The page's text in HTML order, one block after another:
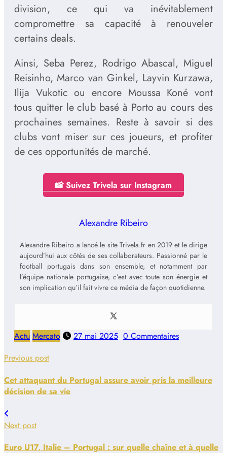
division, ce qui va inévitablement
compromettre sa capacité à renouveler
certains deals.
Ainsi, Seba Perez, Rodrigo Abascal, Miguel
Reisinho, Marco van Ginkel, Layvin Kurzawa,
Ilija Vukotic ou encore Moussa Koné vont
tous quitter le club basé à Porto au cours des
prochaines semaines. Reste à savoir si des
clubs vont miser sur ces joueurs, et profiter
de ces opportunités de marché.
📸 Suivez Trivela sur Instagram
Alexandre Ribeiro
Alexandre Ribeiro a lancé le site Trivela.fr en 2019 et le dirige
aujourd’hui aux côtés de ses collaborateurs. Passionné par le
football portugais dans son ensemble, et notamment par
l’équipe nationale portugaise, c’est avec toute son énergie et
son implication qu’il fait vivre ce média de façon quotidienne.
Actu Mercato 27 mai 2025 0 Commentaires
Previous post
Cet attaquant du Portugal assure avoir pris la meilleure
décision de sa vie
Next post
Euro U17, Italie – Portugal : sur quelle chaîne et à quelle